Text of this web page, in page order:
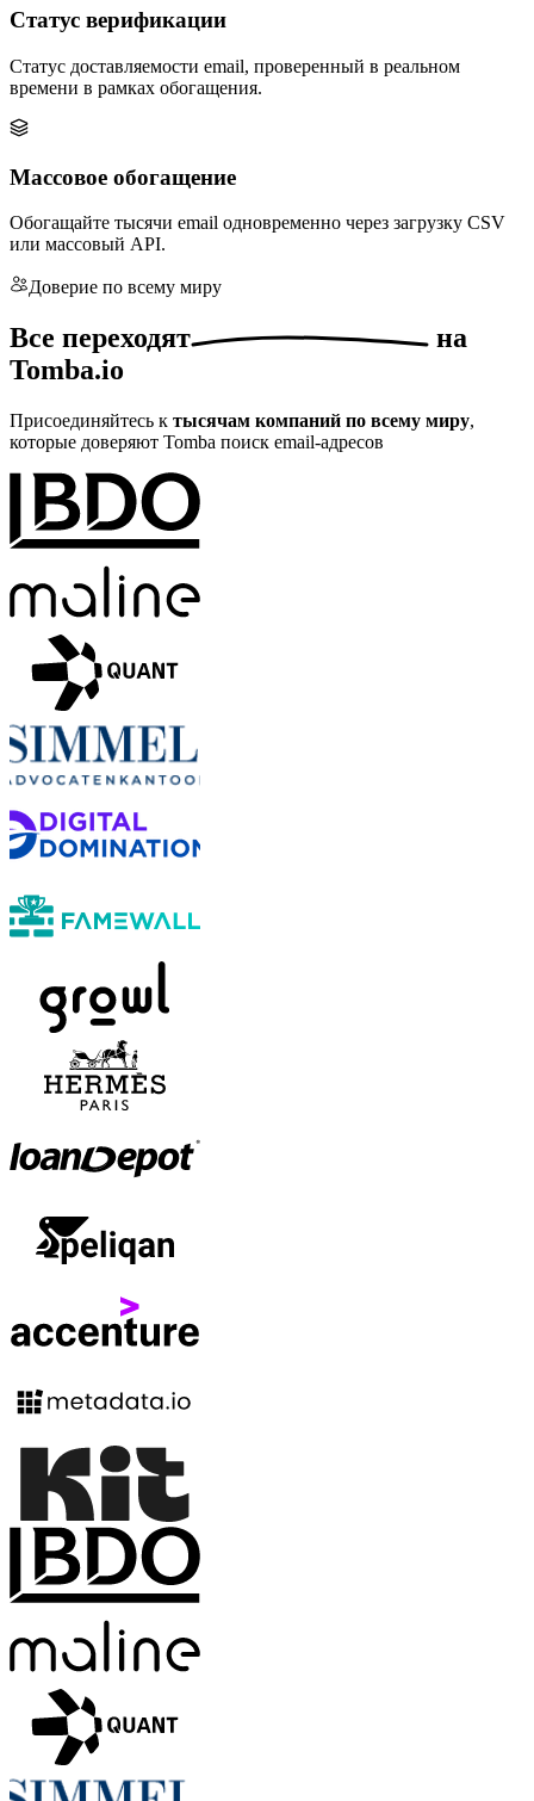
Статус верификации
Статус доставляемости email, проверенный в реальном
времени в рамках обогащения.
Массовое обогащение
Обогащайте тысячи email одновременно через загрузку CSV
или массовый API.
Доверие по всему миру
Все переходят
на
Tomba.io
Присоединяйтесь к тысячам компаний по всему миру,
которые доверяют Tomba поиск email-адресов